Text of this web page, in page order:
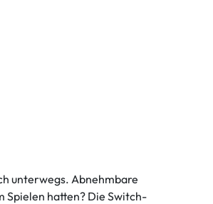
unterwegs. Abnehmbare
Spielen hatten? Die Switch-